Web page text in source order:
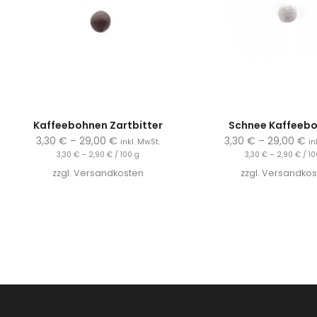
Kaffeebohnen Zartbitter
3,30 € – 29,00 € inkl. MwSt.
3,30 €– 2,90 €/ 100 g
zzgl. Versandkosten
Schnee
3,30 € – 29,00 €
3,30 €– 2,90 €/
zzgl.